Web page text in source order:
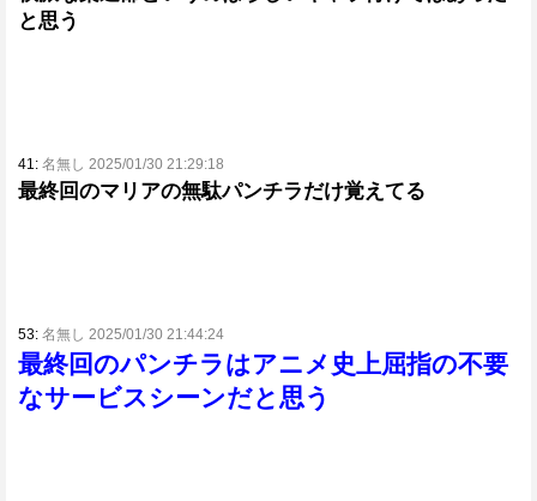
と思う
41: 名無し 2025/01/30 21:29:18
最終回のマリアの無駄パンチラだけ覚えてる
53: 名無し 2025/01/30 21:44:24
最終回のパンチラはアニメ史上屈指の不要
なサービスシーンだと思う